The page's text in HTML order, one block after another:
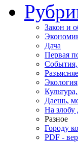
Закон и
Дача
Первая
Экология
Даешь,
На злобу
Разное
Городу
PDF -